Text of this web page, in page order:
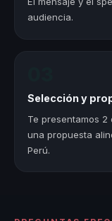
audiencia.
Selección y
Te presentamos
una propuesta
Perú.